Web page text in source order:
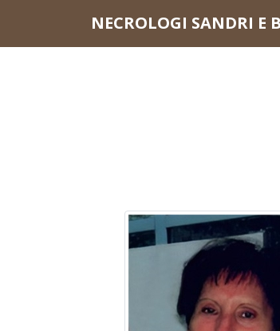
NECROLOGI SANDRI E
scorrendo questa pagina,